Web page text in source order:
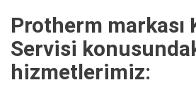
Protherm markası
Servisi
hizmetlerimiz: